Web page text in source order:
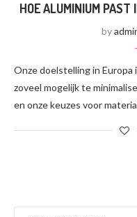
HOE ALUMINIUM
by
Onze doelstelling in Europa
zoveel mogelijk te
en onze keuzes voor